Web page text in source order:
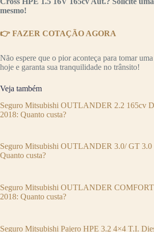
mesmo!
👉 FAZER COTAÇÃO AGORA
Não espere que o pior aconteça para tomar
hoje e garanta sua tranquilidade no trânsito!
Veja também
Seguro Mitsubishi OUTLANDER 2.2 165cv
2018: Quanto custa?
Seguro Mitsubishi OUTLANDER 3.0/ GT 3.0
Quanto custa?
Seguro Mitsubishi OUTLANDER
2018: Quanto custa?
Seguro Mitsubishi Pajero HPE 3.2 4×4 T.I.